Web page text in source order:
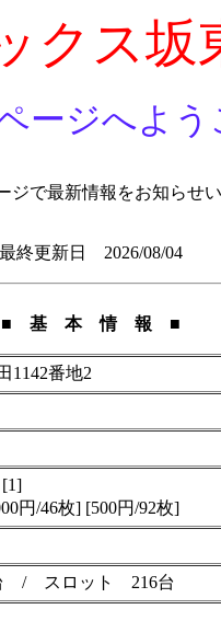
クス坂
ージへよう
ジで最新情報をお知らせい
最終更新日 2026/08/04
■ 基 本 情 報 ■
1142番地2
円/46枚] [500円/92枚]
/ スロット 216台